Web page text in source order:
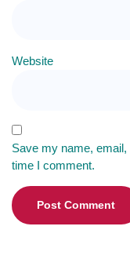
Website
Save my name,
time I comment.